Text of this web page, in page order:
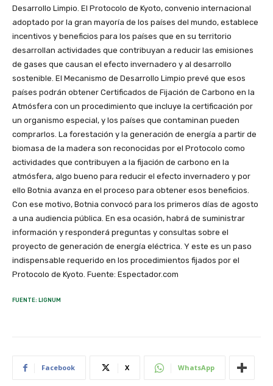
Desarrollo Limpio. El Protocolo de Kyoto, convenio internacional
adoptado por la gran mayoría de los países del mundo, establece
incentivos y beneficios para los países que en su territorio
desarrollan actividades que contribuyan a reducir las emisiones
de gases que causan el efecto invernadero y al desarrollo
sostenible. El Mecanismo de Desarrollo Limpio prevé que esos
países podrán obtener Certificados de Fijación de Carbono en la
Atmósfera con un procedimiento que incluye la certificación por
un organismo especial, y los países que contaminan pueden
comprarlos. La forestación y la generación de energía a partir de
biomasa de la madera son reconocidas por el Protocolo como
actividades que contribuyen a la fijación de carbono en la
atmósfera, algo bueno para reducir el efecto invernadero y por
ello Botnia avanza en el proceso para obtener esos beneficios.
Con ese motivo, Botnia convocó para los primeros días de agosto
a una audiencia pública. En esa ocasión, habrá de suministrar
información y responderá preguntas y consultas sobre el
proyecto de generación de energía eléctrica. Y este es un paso
indispensable requerido en los procedimientos fijados por el
Protocolo de Kyoto. Fuente: Espectador.com
FUENTE: LIGNUM
Facebook X WhatsApp